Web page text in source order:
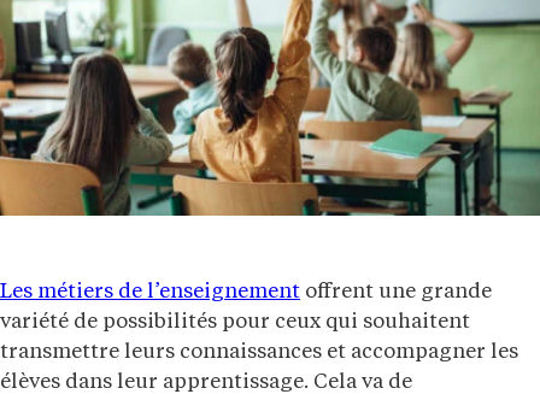
Les métiers de l’enseignement offrent une grande
variété de possibilités pour ceux qui souhaitent
transmettre leurs connaissances et accompagner les
élèves dans leur apprentissage. Cela va de